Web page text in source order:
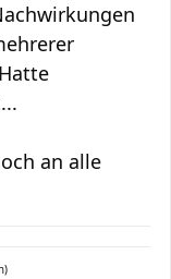
an alle